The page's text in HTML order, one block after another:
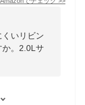
いリビン
か。2.0Lサ